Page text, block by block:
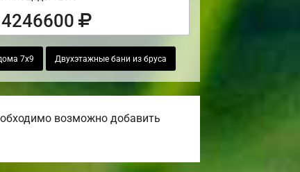
7х9 Двухэтажные бани из бруса
возможно добавить